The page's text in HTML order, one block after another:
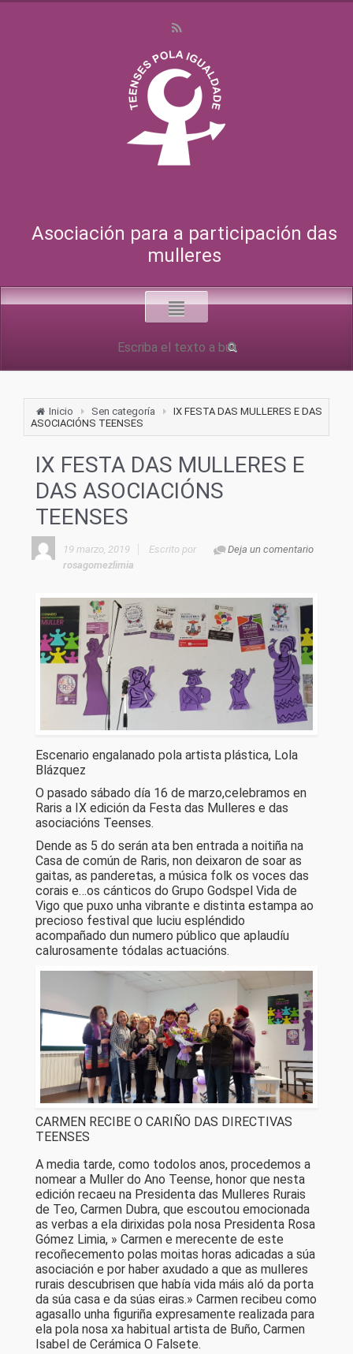
Asociación para a participación das
mulleres
Inicio Sen categoría
IX FESTA DAS MULLERES E DAS
ASOCIACIÓNS TEENSES
IX FESTA DAS MULLERES E
DAS ASOCIACIÓNS
TEENSES
19 marzo, 2019 Deja un comentario
Escrito por
rosagomezlimia
Escenario engalanado pola artista plástica, Lola
Blázquez
O pasado sábado día 16 de marzo,celebramos en
Raris a IX edición da Festa das Mulleres e das
asociacións Teenses.
Dende as 5 do serán ata ben entrada a noitiña na
Casa de común de Raris, non deixaron de soar as
gaitas, as panderetas, a música folk os voces das
corais e…os cánticos do Grupo Godspel Vida de
Vigo que puxo unha vibrante e distinta estampa ao
precioso festival que luciu espléndido
acompañado dun numero público que aplaudíu
calurosamente tódalas actuacións.
CARMEN RECIBE O CARIÑO DAS DIRECTIVAS
TEENSES
A media tarde, como todolos anos, procedemos a
nomear a Muller do Ano Teense, honor que nesta
edición recaeu na Presidenta das Mulleres Rurais
de Teo, Carmen Dubra, que escoutou emocionada
as verbas a ela dirixidas pola nosa Presidenta Rosa
Gómez Limia, » Carmen e merecente de este
recoñecemento polas moitas horas adicadas a súa
asociación e por haber axudado a que as mulleres
rurais descubrisen que había vida máis aló da porta
da súa casa e da súas eiras.» Carmen recibeu como
agasallo unha figuriña expresamente realizada para
ela pola nosa xa habitual artista de Buño, Carmen
Isabel de Cerámica O Falsete.